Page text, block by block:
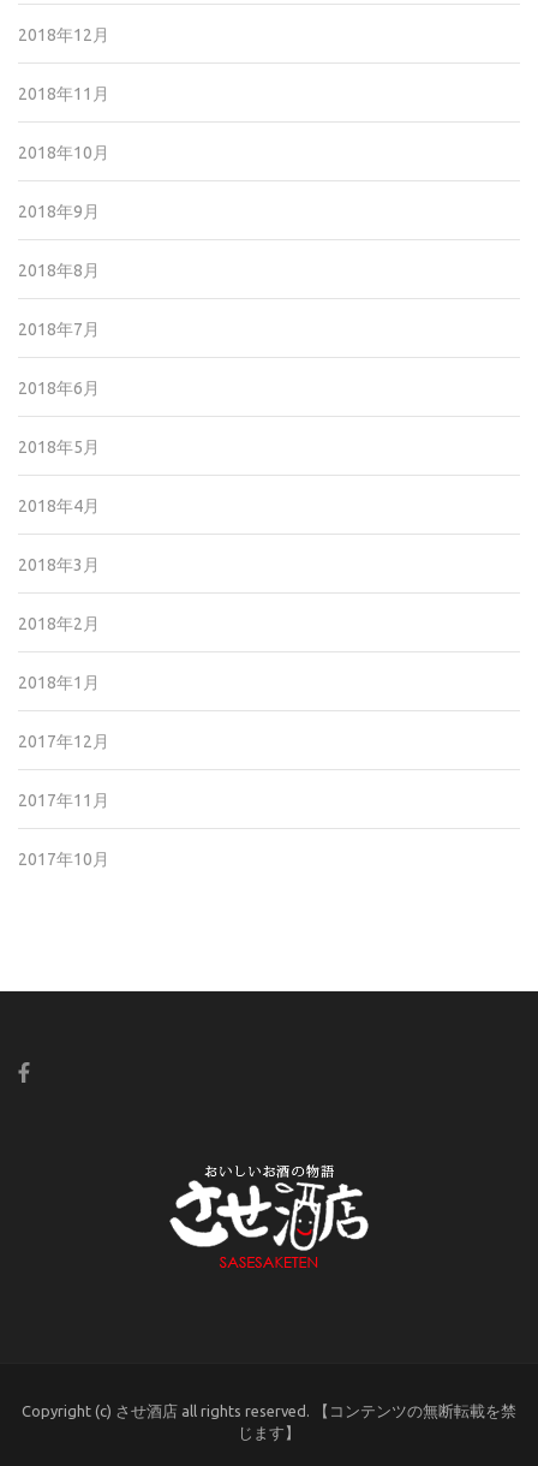
2018年12月
2018年11月
2018年10月
2018年9月
2018年8月
2018年7月
2018年6月
2018年5月
2018年4月
2018年3月
2018年2月
2018年1月
2017年12月
2017年11月
2017年10月
Copyright (c) させ酒店 all rights reserved. 【コンテンツの無断転載を禁
じます】